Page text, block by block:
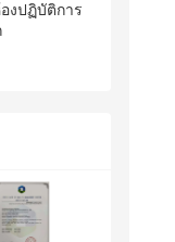
งปฏิบัติการ